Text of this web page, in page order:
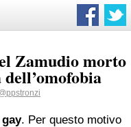
Zamudio morto
gay. Per questo motivo